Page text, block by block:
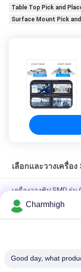
Table Top Pick and
Surface Mount Pick
เลือกและวางเครื่อง
เครื่องวางชิป SMD รุ่น
การออกแบบที่แคบ โมดู
Charmhigh
Good day, what